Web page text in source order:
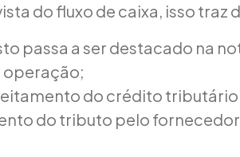
do fluxo de caixa, isso traz
passa a ser destacado na
operação;
do crédito
do tributo pelo